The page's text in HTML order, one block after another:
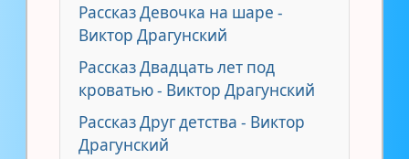
Рассказ Девочка на шаре -
Виктор Драгунский
Рассказ Двадцать лет под
кроватью - Виктор Драгунский
Рассказ Друг детства - Виктор
Драгунский